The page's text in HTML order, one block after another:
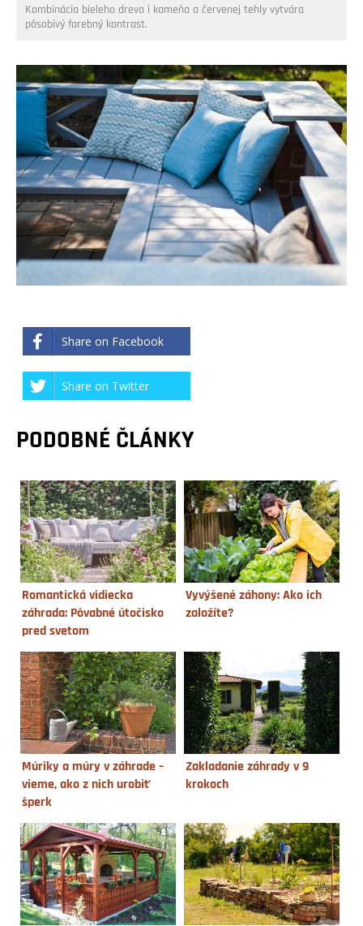
Kombinácia bieleho dreva i kameňa a červenej tehly vytvára
pôsobivý farebný kontrast.
Share on Facebook
Share on Twitter
PODOBNÉ ČLÁNKY
Romantická vidiecka
záhrada: Pôvabné útočisko
pred svetom
Vyvýšené záhony: Ako ich
založíte?
Múriky a múry v záhrade –
vieme, ako z nich urobiť
šperk
Zakladanie záhrady v 9
krokoch